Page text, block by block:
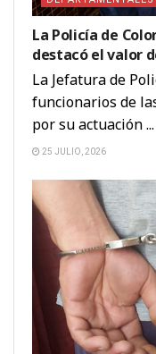
La Policía de
destacó el valor
La Jefatura de
funcionarios de
por su actuación ...
25 JULIO, 2026